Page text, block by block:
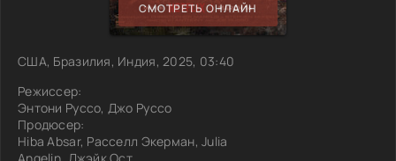
СМОТРЕТЬ ОНЛАЙН
США, Бразилия, Индия, 2025, 03:40
Режиссер:
Энтони Руссо, Джо Руссо
Продюсер:
Hiba Absar, Расселл Экерман, Julia